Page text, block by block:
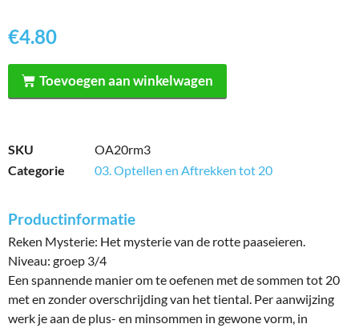
€4.80
Toevoegen aan winkelwagen
SKU
OA20rm3
Categorie
03. Optellen en Aftrekken tot 20
Productinformatie
Reken Mysterie: Het mysterie van de rotte paaseieren.
Niveau: groep 3/4
Een spannende manier om te oefenen met de sommen tot 20
met en zonder overschrijding van het tiental. Per aanwijzing
werk je aan de plus- en minsommen in gewone vorm, in